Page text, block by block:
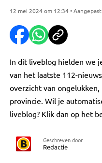
12 mei 2024 om 12:34 •
In dit liveblog hielden we
van het laatste 112-
overzicht van
provincie. Wil je
liveblog? Klik dan op het
Geschreven door
Redactie